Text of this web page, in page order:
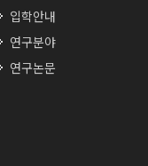
입학안내
연구분야
연구논문